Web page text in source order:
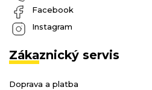
Facebook
Instagram
Zákaznický servis
Doprava a platba